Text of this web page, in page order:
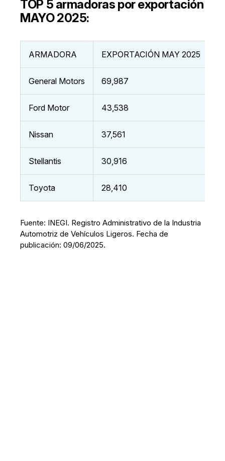
TOP 5 armadoras por exportación
MAYO 2025:
ARMADORA EXPORTACIÓN MAY 2025
General Motors 69,987
Ford Motor 43,538
Nissan 37,561
Stellantis 30,916
Toyota 28,410
Fuente: INEGI. Registro Administrativo de la Industria
Automotriz de Vehículos Ligeros. Fecha de
publicación: 09/06/2025.